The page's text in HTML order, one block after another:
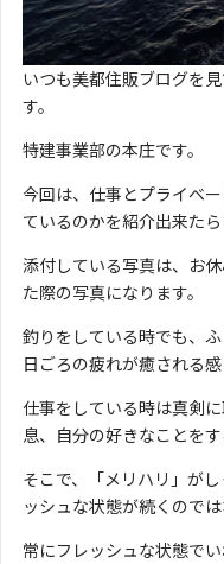
いつも美都住販ブログを
す。
特建事業部の本庄です。
今回は、仕事とプライベ
ているのかを紹介出来たら
添付している写真は、お
た際の写真になります。
釣りをしている時でも、
日ごろの疲れが癒される感
仕事をしている時は真剣
息、自分の好きなことを
そこで、「メリハリ」が
ッシュな状態が続くので
常にフレッシュな状態で